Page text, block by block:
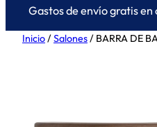
Gastos de envío gratis
Inicio/Salones/ BARRA DE